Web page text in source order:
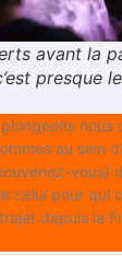
avant la
presque
au sein
vous)
celui pour qui
depuis la